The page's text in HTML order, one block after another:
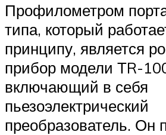
Профилометром
типа, который
принципу, является
прибор модели ТR-
включающий в себя
пьезоэлектрический
преобразователь. Он